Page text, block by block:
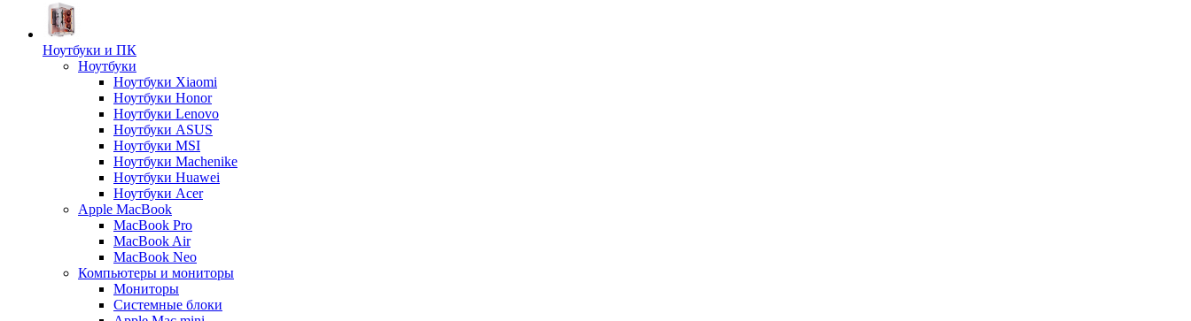
Ноутбуки и ПК
Ноутбуки
Ноутбуки Xiaomi
Ноутбуки Honor
Ноутбуки Lenovo
Ноутбуки ASUS
Ноутбуки MSI
Ноутбуки Machenike
Ноутбуки Huawei
Ноутбуки Acer
Apple MacBook
MacBook Pro
MacBook Air
MacBook Neo
Компьютеры и мониторы
Мониторы
Системные блоки